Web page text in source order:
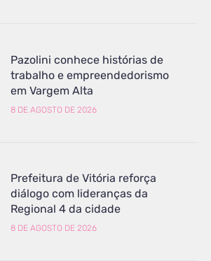
Pazolini conhece histórias de
trabalho e empreendedorismo
em Vargem Alta
8 DE AGOSTO DE 2026
Prefeitura de Vitória reforça
diálogo com lideranças da
Regional 4 da cidade
8 DE AGOSTO DE 2026